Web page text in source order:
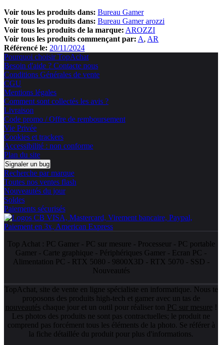
Voir tous les produits dans: Bureau Gamer
Voir tous les produits dans: Bureau Gamer arozzi
Voir tous les produits de la marque: AROZZI
Voir tous les produits commençant par: A AR
Référencé le: 20/11/2024
Pourquoi choisir TopAchat
Besoin d'aide ? Contacte nous
Conditions Générales de vente
CGU
Mentions légales
Comment sont collectés les avis ?
Livraison
Code promo / Offre de remboursement
Vie Privée
Cookies et trackers
Accessibilité : non conforme
Plan du site
Signaler un bug
Recherche par marque
Toutes nos ventes flash
Nouveautés du jour
Soldes
Paiements sécurisés
Top Achat : PC Gamer- PC sur mesure - Processeur- PC portable
Gamer - Carte graphique - Périphériques Gamer - Ecran PC -
Alimentation PC - RTX 5080 - 9800X3D - RTX 5070 - SSD -
Nouveautés
TopAchat, site de vente en ligne spécialiste en informatique. Nous te
proposons des produits high-tech et gamer avec un tas de
nouveautés chaque jour et un outil pour réaliser ton PC sur mesure !
Les photos des produits ne sont pas contractuelles; le produit ne
comprend pas forcément tous les éléments de la photo. Se référer à
la fiche détaillée du produit pour plus d'informations.